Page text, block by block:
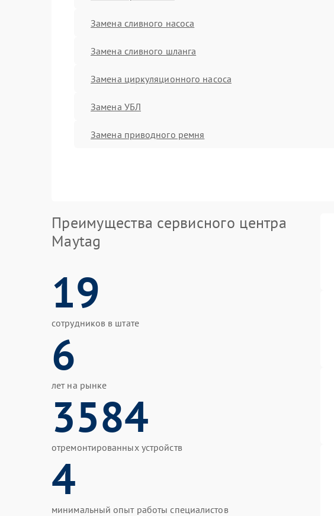
Замена сливного насоса
Замена сливного шланга
Замена циркуляционного насоса
Замена УБЛ
Замена приводного ремня
Преимущества сервисного центра
Maytag
19
сотрудников в штате
6
лет на рынке
3584
отремонтированных устройств
4
минимальный опыт работы специалистов